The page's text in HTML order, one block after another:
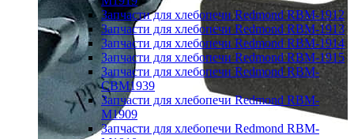
Запчасти для хлебопечи Redmond RBM-1912
Запчасти для хлебопечи Redmond RBM-1913
Запчасти для хлебопечи Redmond RBM-1914
Запчасти для хлебопечи Redmond RBM-1915
Запчасти для хлебопечи Redmond RBM-
CBM1939
Запчасти для хлебопечи Redmond RBM-
M1909
Запчасти для хлебопечи Redmond RBM-